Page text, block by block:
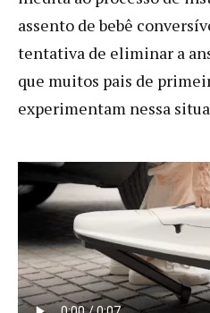
assento de bebê
tentativa de eliminar a
que muitos pais de
experimentam nessa